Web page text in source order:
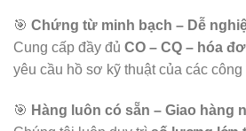
🎯 Chứng từ minh bạch – Dễ
Cung cấp đầy đủ CO – CQ – hóa
yêu cầu hồ sơ kỹ thuật của các
🎯 Hàng luôn có sẵn – Giao hàng